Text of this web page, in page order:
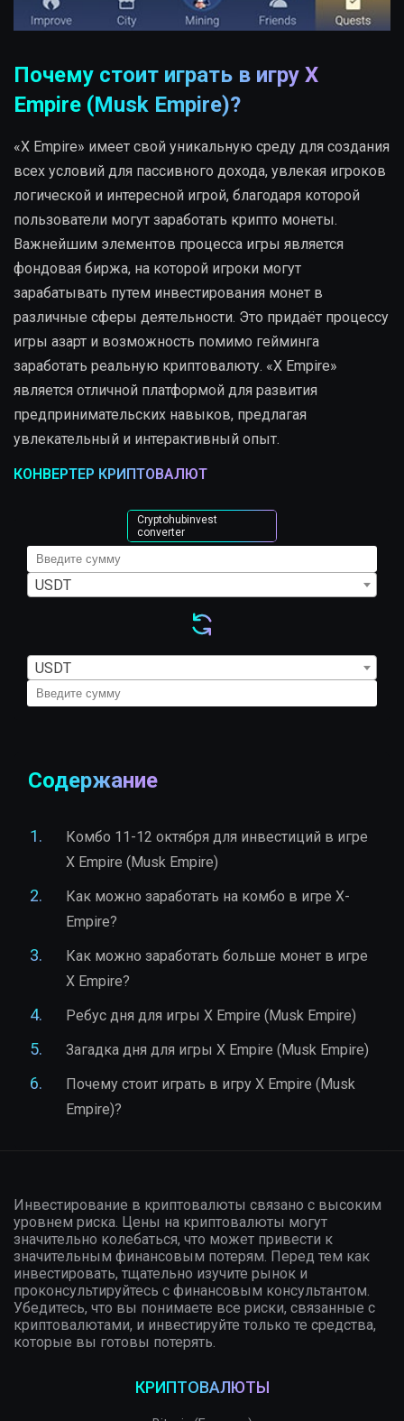
Почему стоит играть в игру X
Empire (Musk Empire)?
«X Empire» имеет свой уникальную среду для создания
всех условий для пассивного дохода, увлекая игроков
логической и интересной игрой, благодаря которой
пользователи могут заработать крипто монеты.
Важнейшим элементов процесса игры является
фондовая биржа, на которой игроки могут
зарабатывать путем инвестирования монет в
различные сферы деятельности. Это придаёт процессу
игры азарт и возможность помимо гейминга
заработать реальную криптовалюту. «X Empire»
является отличной платформой для развития
предпринимательских навыков, предлагая
увлекательный и интерактивный опыт.
КОНВЕРТЕР КРИПТОВАЛЮТ
USDT
USDT
Cryptohubinvest
converter
Содержание
Комбо 11-12 октября для инвестиций в игре
X Empire (Musk Empire)
Как можно заработать на комбо в игре X-
Empire?
Как можно заработать больше монет в игре
X Empire?
Ребус дня для игры X Empire (Musk Empire)
Загадка дня для игры X Empire (Musk Empire)
Почему стоит играть в игру X Empire (Musk
Empire)?
Инвестирование в криптовалюты связано с высоким
уровнем риска. Цены на криптовалюты могут
значительно колебаться, что может привести к
значительным финансовым потерям. Перед тем как
инвестировать, тщательно изучите рынок и
проконсультируйтесь с финансовым консультантом.
Убедитесь, что вы понимаете все риски, связанные с
криптовалютами, и инвестируйте только те средства,
которые вы готовы потерять.
КРИПТОВАЛЮТЫ